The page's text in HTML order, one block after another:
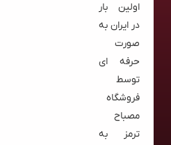
اولین بار
در ایران به
صورت
حرفه ای
توسط
فروشگاه
مصباح
ترمز به